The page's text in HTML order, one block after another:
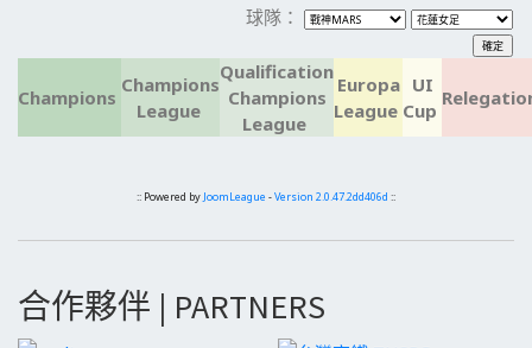
球隊：
Champions
Champions
League
Qualification
Champions
League
Europa
League
UI
Cup
:: Powered by JoomLeague -Version 2.0.47.2dd406d ::
合作夥伴 | PARTNERS